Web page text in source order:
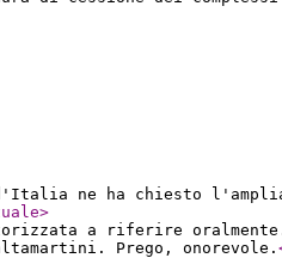
ne ha chiesto
>
a riferire
Prego, onorevole.